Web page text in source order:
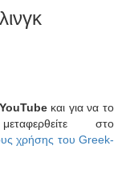
YouTubeκαι για να το
στο
χρήσης του Greek-